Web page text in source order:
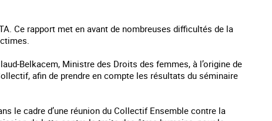
Ce rapport met en avant de nombreuses difficultés de la
Belkacem, Ministre des Droits des femmes, à l’origine de
afin de prendre en compte les résultats du séminaire
le cadre d’une réunion du Collectif Ensemble contre la